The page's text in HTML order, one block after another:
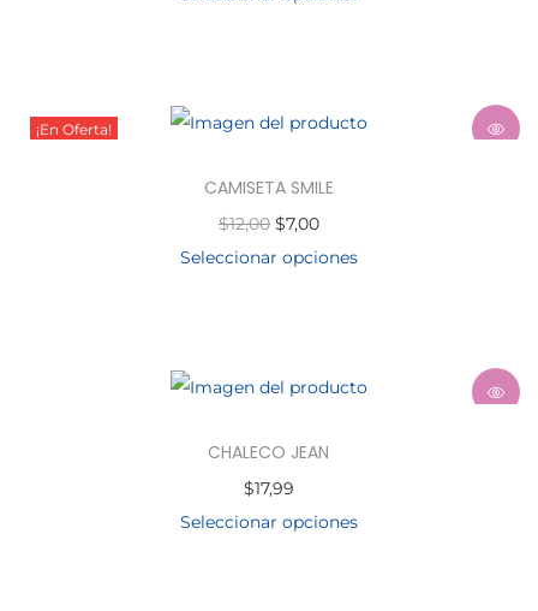
¡En Oferta!
CAMISETA SMILE
$12,00 $7,00
Seleccionar opciones
CHALECO JEAN
$17,99
Seleccionar opciones